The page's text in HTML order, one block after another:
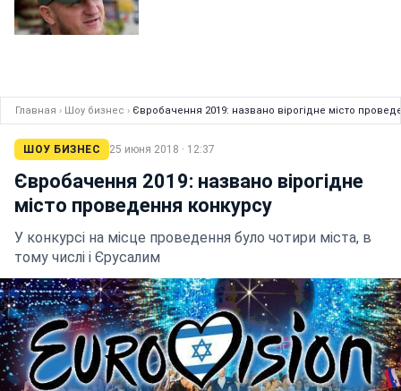
Главная › Шоу бизнес › Євробачення 2019: названо вірогідне місто
ШОУ БИЗНЕС 25 июня 2018 · 12:37
Євробачення 2019: названо вірогідне
місто проведення конкурсу
У конкурсі на місце проведення було чотири міста, в
тому числі і Єрусалим